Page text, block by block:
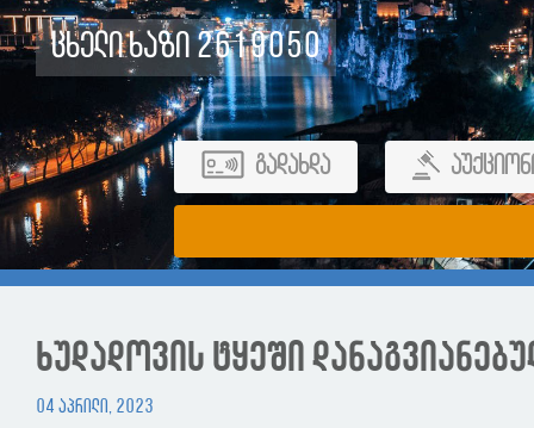
ცხელი ხაზი 2619050
გადახდა
ხუდადოვის ტყეში
04 აპრილი, 2023